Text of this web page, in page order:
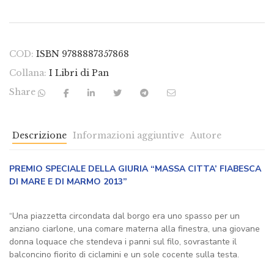
COD: ISBN 9788887357868
Collana: I Libri di Pan
Share
Descrizione Informazioni aggiuntive Autore
PREMIO SPECIALE DELLA GIURIA “MASSA CITTA’ FIABESCA
DI MARE E DI MARMO 2013”
“Una piazzetta circondata dal borgo era uno spasso per un
anziano ciarlone, una comare materna alla finestra, una giovane
donna loquace che stendeva i panni sul filo, sovrastante il
balconcino fiorito di ciclamini e un sole cocente sulla testa.